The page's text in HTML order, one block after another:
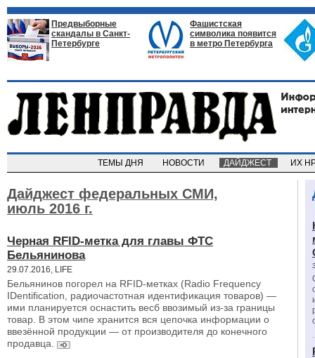
Предвыборные
скандалы в Санкт-
Петербурге
Фашистская
символика появится
в метро Петербурга
ТЕМЫ ДНЯ НОВОСТИ ДАЙДЖЕСТ ИХ
Дайджест федеральных СМИ,
июль 2016 г.
Черная RFID-метка для главы ФТС
Бельянинова
29.07.2016, LIFE
Бельянинов погорел на RFID-метках (Radio Frequency
IDentification, радиочастотная идентификация товаров) ―
ими планируется оснастить весб ввозимый из-за границы
товар. В этом чипе хранится вся цепочка информации о
ввезённой продукции ― от производителя до конечного
продавца.